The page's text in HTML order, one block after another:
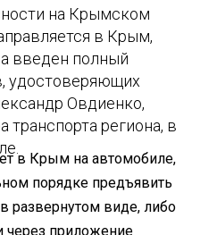
на Крымском
в Крым,
введен полный
удостоверяющих
Овдиенко,
транспорта региона, в
в Крым на автомобиле,
порядке предъявить
развернутом виде, либо
через приложение